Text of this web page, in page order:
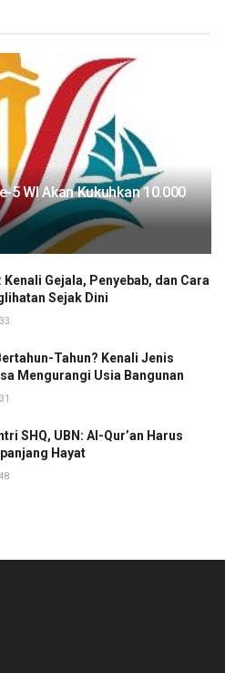
5 WI Akan Kukuhkan 10.000
Kenali Gejala, Penyebab, dan Cara
Sejak Dini
Tahun? Kenali Jenis
Mengurangi Usia Bangunan
SHQ, UBN: Al-Qur’an Harus
Hayat